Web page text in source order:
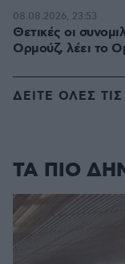
Θετικές οι
Ορμούζ, λέει το
08.08.2026, 23:53
ΔΕΙΤΕ ΟΛΕΣ ΤΙΣ
ΤΑ ΠΙΟ